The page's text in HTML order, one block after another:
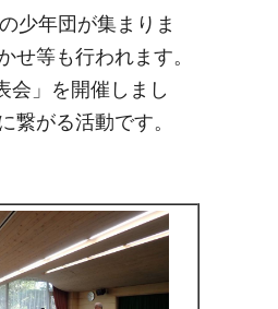
少年団が集まりま
等も行われます。
会」を開催しまし
繋がる活動です。